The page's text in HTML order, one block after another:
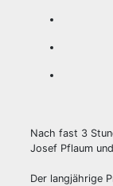
Nach fast 3
Josef Pflaum
Der langjährige